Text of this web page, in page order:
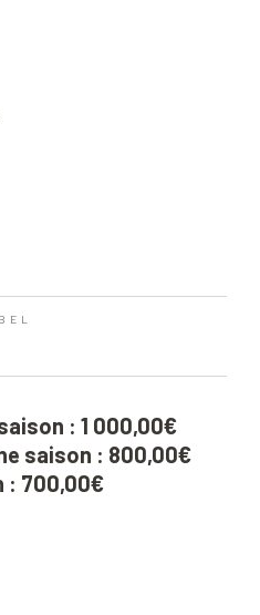
: 1 000,00€
saison : 800,00€
: 700,00€